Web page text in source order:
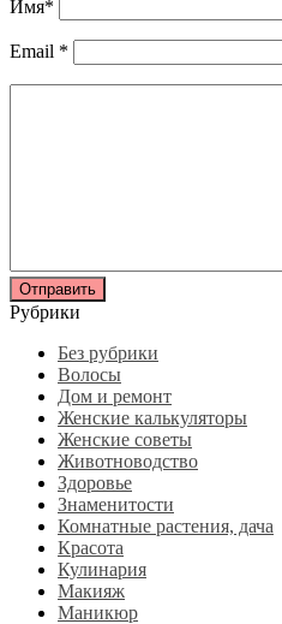
Имя*
Email *
Рубрики
Без рубрики
Волосы
Дом и ремонт
Женские калькуляторы
Женские советы
Животноводство
Здоровье
Знаменитости
Комнатные растения, дача
Красота
Кулинария
Макияж
Маникюр